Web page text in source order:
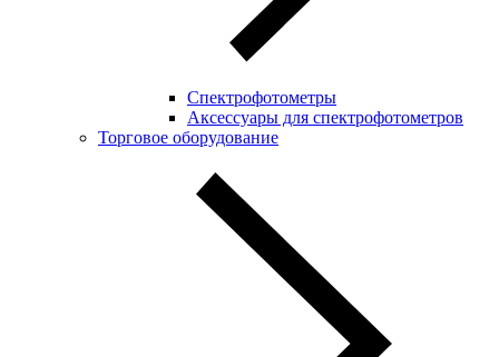
Спектрофотометры
Аксессуары для спектрофотометров
Торговое оборудование